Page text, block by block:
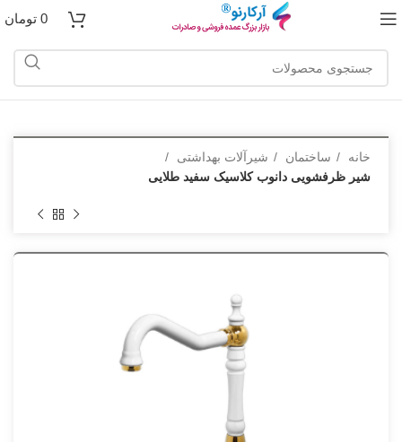
0 تومان
خانه ساختمان
شیرآلات بهداشتی
شیر ظرفشویی دانوب کلاسیک سفید طلایی